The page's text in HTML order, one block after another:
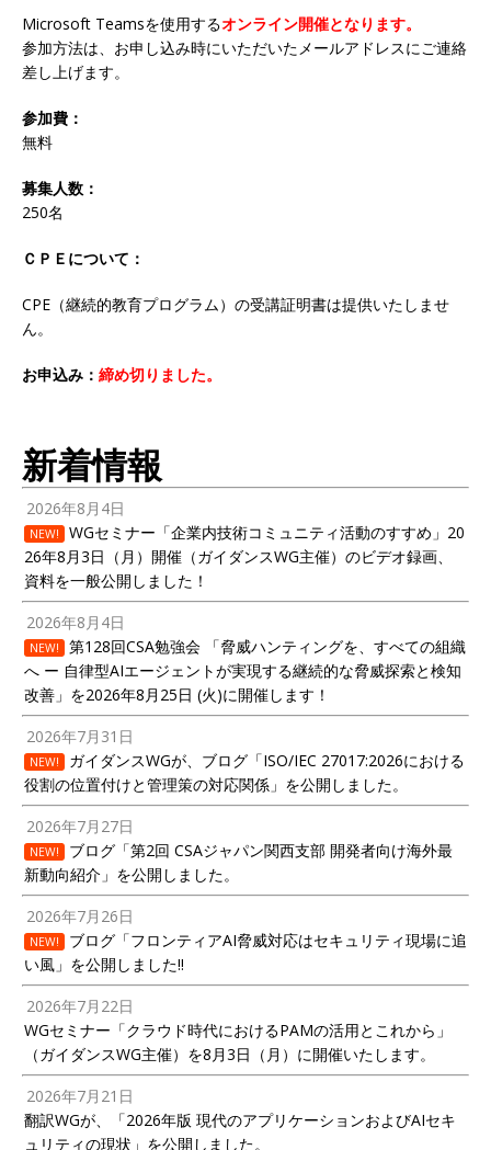
Microsoft Teamsを使用するオンライン開催となります。
参加方法は、お申し込み時にいただいたメールアドレスにご連絡
差し上げます。
参加費：
無料
募集人数：
250名
ＣＰＥについて：
CPE（継続的教育プログラム）の受講証明書は提供いたしませ
ん。
お申込み： 締め切りました。
新着情報
2026年8月4日
NEW!
WGセミナー「企業内技術コミュニティ活動のすすめ」20
26年8月3日（月）開催（ガイダンスWG主催）のビデオ録画、
資料を一般公開しました！
2026年8月4日
NEW!
第128回CSA勉強会 「脅威ハンティングを、すべての組織
へ ー 自律型AIエージェントが実現する継続的な脅威探索と検知
改善」を2026年8月25日 (火)に開催します！
2026年7月31日
NEW!
ガイダンスWGが、ブログ「ISO/IEC 27017:2026における
役割の位置付けと管理策の対応関係」を公開しました。
2026年7月27日
NEW!
ブログ「第2回 CSAジャパン関西支部 開発者向け海外最
新動向紹介」を公開しました。
2026年7月26日
NEW!
ブログ「フロンティアAI脅威対応はセキュリティ現場に追
い風」を公開しました!!
2026年7月22日
WGセミナー「クラウド時代におけるPAMの活用とこれから」
（ガイダンスWG主催）を8月3日（月）に開催いたします。
2026年7月21日
翻訳WGが、「2026年版 現代のアプリケーションおよびAIセキ
ュリティの現状」を公開しました。